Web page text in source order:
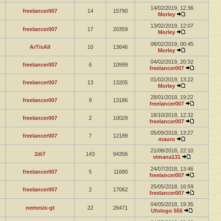
freelancer007 14 15790
14/02/2019, 12:36
Morley
freelancer007 17 20359
13/02/2019, 12:07
Morley
ArTisAll 10 13646
08/02/2019, 00:45
Morley
freelancer007 6 10999
04/02/2019, 20:32
freelancer007
freelancer007 13 13205
01/02/2019, 13:22
Morley
freelancer007 9 13186
28/01/2019, 19:22
freelancer007
freelancer007 2 10029
18/10/2018, 12:32
freelancer007
freelancer007 7 12189
05/09/2018, 13:27
mauro
2di7 143 94356
21/08/2018, 22:10
vimana131
freelancer007 5 11680
24/07/2018, 13:46
freelancer007
freelancer007 2 17062
25/05/2018, 16:59
freelancer007
nemesis-gt 22 26471
04/05/2018, 19:35
Ufologo 555